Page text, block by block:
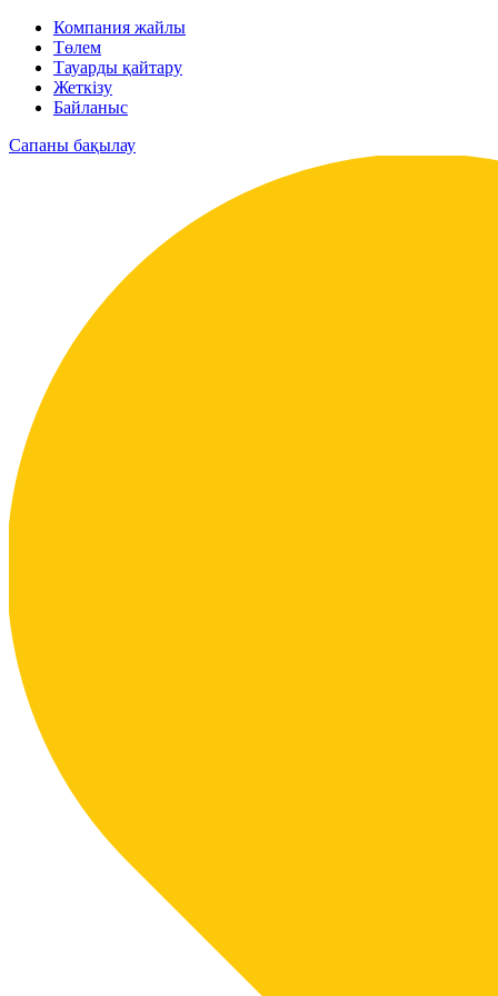
Компания жайлы
Төлем
Тауарды қайтару
Жеткізу
Байланыс
Сапаны бақылау